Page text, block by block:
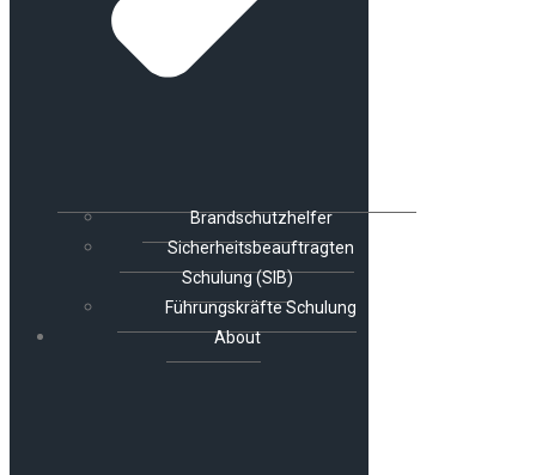
Brandschutzhelfer
Sicherheitsbeauftragten
Schulung (SIB)
Führungskräfte Schulung
About